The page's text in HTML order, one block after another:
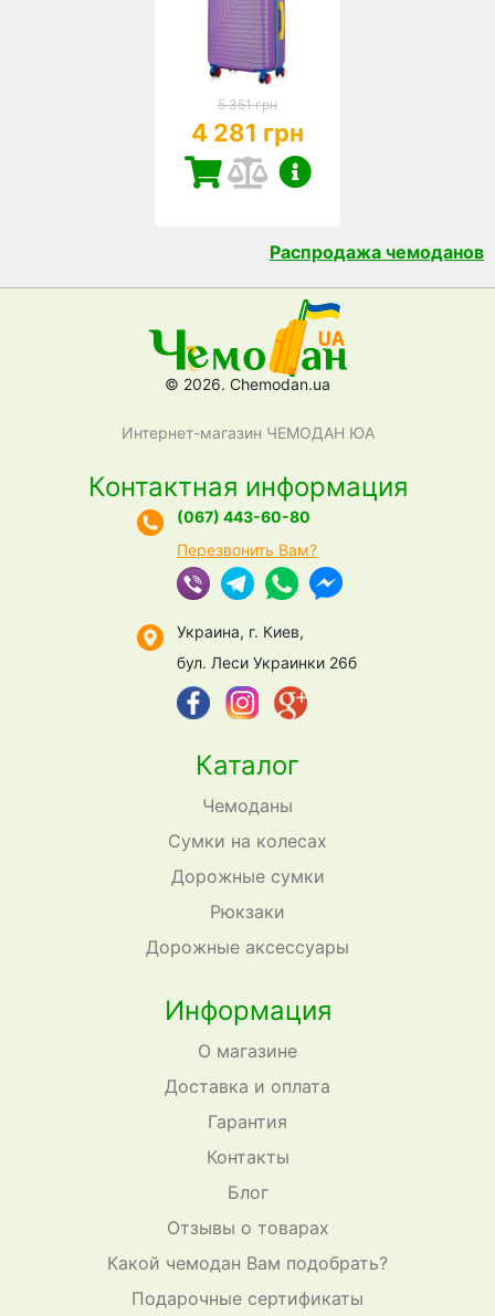
5 351 грн
4 281 грн
Распродажа чемоданов
© 2026. Chemodan.ua
Интернет-магазин ЧЕМОДАН ЮА
Каталог
Чемоданы
Сумки на колесах
Дорожные сумки
Рюкзаки
Дорожные аксессуары
Информация
О магазине
Доставка и оплата
Гарантия
Контакты
Блог
Отзывы о товарах
Какой чемодан Вам подобрать?
Подарочные сертификаты
Контактная информация
(067) 443-60-80
Перезвонить Вам?
Украина, г. Киев,
бул. Леси Украинки 26б